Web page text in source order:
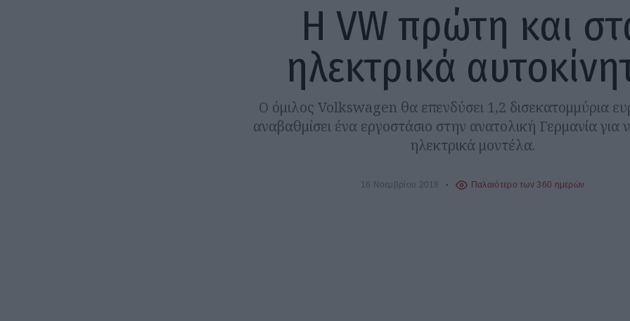
Η VW πρώτη και
ηλεκτρικά
Ο όμιλος Volkswagen θα επενδύσει 1,2 δισεκατομμύρια
αναβαθμίσει ένα εργοστάσιο στην ανατολική Γερμανία για
ηλεκτρικά μοντέλα.
16 Νοεμβρίου 2018 Παλαιότερο των 360 ημερών